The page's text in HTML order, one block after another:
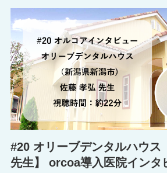
#20 オリーブデンタルハウス
先生】 orcoa導入医院インタ